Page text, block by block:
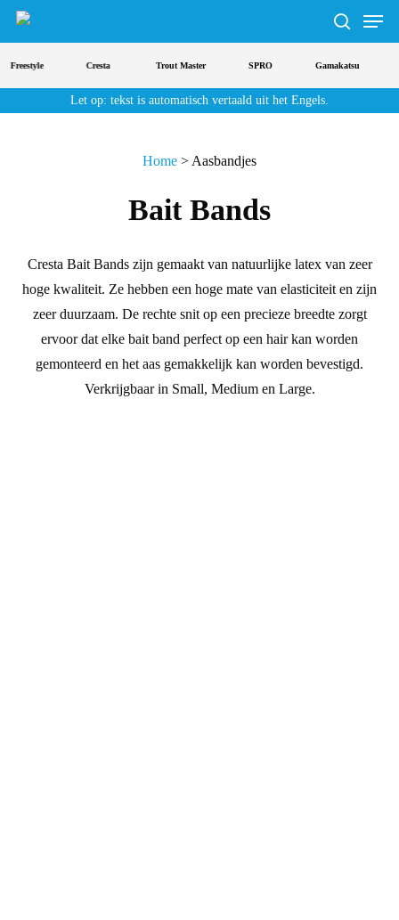
Doorgaan
de
hoofdinhoud
zoeken
Menu
Freestyle Cresta Trout Master SPRO Gamakatsu
Let op: tekst is automatisch vertaald uit het Engels.
Home > Aasbandjes
Bait Bands
Cresta Bait Bands zijn gemaakt van natuurlijke latex van zeer
hoge kwaliteit. Ze hebben een hoge mate van elasticiteit en zijn
zeer duurzaam. De rechte snit op een precieze breedte zorgt
ervoor dat elke bait band perfect op een hair kan worden
gemonteerd en het aas gemakkelijk kan worden bevestigd.
Verkrijgbaar in Small, Medium en Large.